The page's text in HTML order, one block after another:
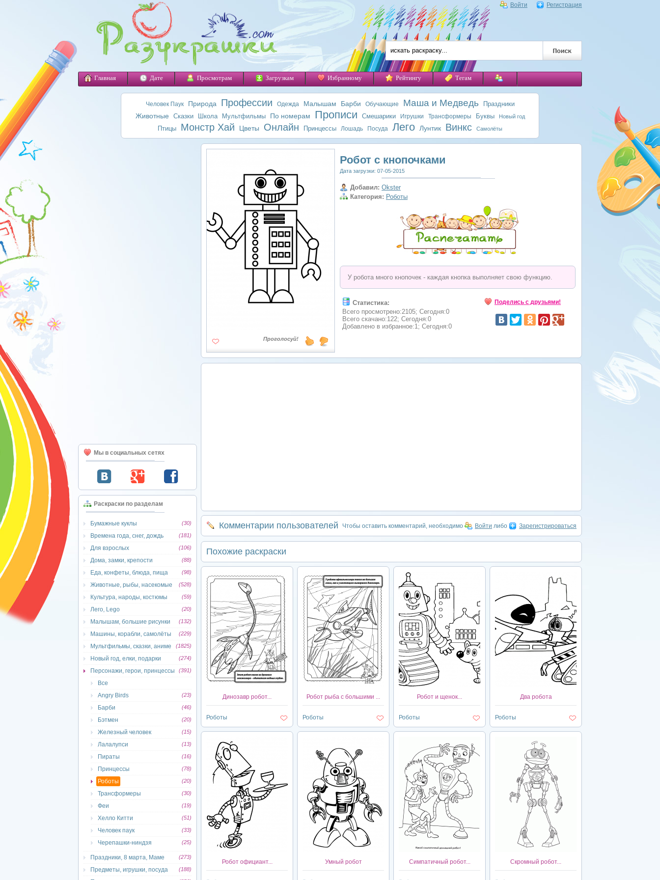
Войти Регистрация
Главная Дате Просмотрам Загрузкам Избранному Рейтингу Тегам
Человек Паук Природа Профессии Одежда Малышам Барби Обучающие Маша и Медведь Праздники
Животные Сказки Школа Мультфильмы По номерам Прописи Смешарики Игрушки Трансформеры Буквы Новый год
Птицы Монстр Хай Цветы Онлайн Принцессы Лошадь Посуда Лего Лунтик Винкс Самолёты
Мы в социальных сетях
Раскраски по разделам
Бумажные куклы (30)
Времена года, снег, дождь (181)
Для взрослых (106)
Дома, замки, крепости (88)
Еда, конфеты, блюда, пища (98)
Животные, рыбы, насекомые (528)
Культура, народы, костюмы (59)
Лего, Lego (20)
Малышам, большие рисунки (132)
Машины, корабли, самолёты (229)
Мультфильмы, сказки, аниме (1825)
Новый год, елки, подарки (274)
Персонажи, герои, принцессы (391)
Все
Angry Birds
(23)
Барби (46)
Бэтмен (20)
Железный человек (15)
Лалалупси (13)
Пираты (16)
Принцессы (78)
Роботы (20)
Трансформеры (30)
Феи (19)
Хелло Китти (51)
Человек паук (33)
Черепашки-ниндзя (25)
Праздники, 8 марта, Маме (273)
Предметы, игрушки, посуда (188)
Проголосуй!
Робот с кнопочками
Дата загрузки: 07-05-2015
Добавил: Okster
Категория: Роботы
У робота много кнопочек - каждая кнопка выполняет свою функцию.
Статистика:
Всего просмотрено:2105; Сегодня:0
Всего скачано:122; Сегодня:0
Добавлено в избранное:1; Сегодня:0
Поделись с друзьями!
Комментарии пользователей Чтобы оставить комментарий, необходимо Войти либо Зарегистрироваться
Похожие раскраски
Динозавр робот...
Роботы
Робот рыба с большими ...
Роботы
Робот и щенок...
Роботы
Два робота
Роботы
Робот официант... Умный робот Симпатичный робот... Скромный робот...